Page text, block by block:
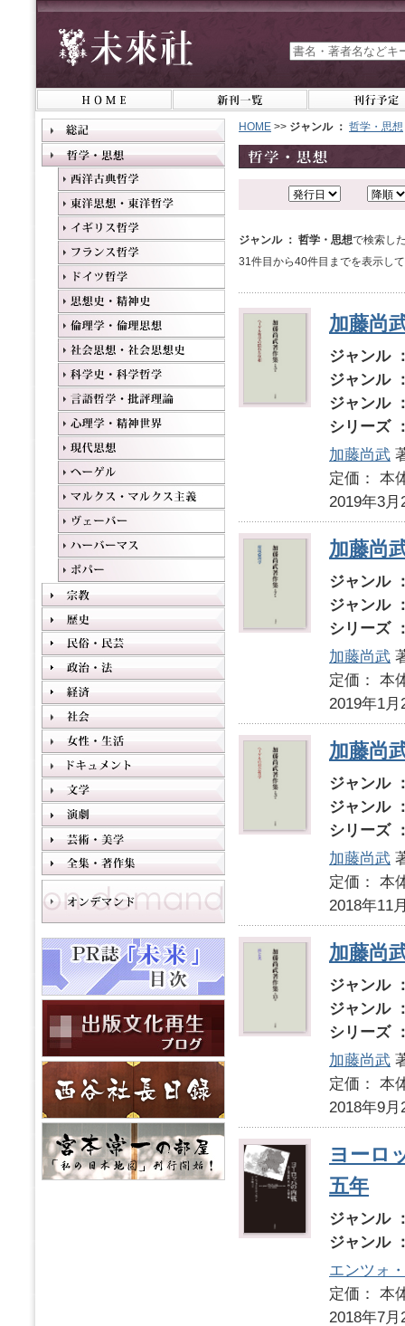
HOME >> ジャンル ： 哲学・思想
ジャンル ： 哲学・思想で検索し
31件目から40件目までを表示し
加藤尚
ジャンル
ジャンル
ジャンル
シリーズ
加藤尚武
定価：
2019年3月
加藤尚
ジャンル
ジャンル
シリーズ
加藤尚武
定価：
2019年1月
加藤尚
ジャンル
ジャンル
シリーズ
加藤尚武
定価：
2018年11
加藤尚
ジャンル
ジャンル
シリーズ
加藤尚武
定価：
2018年9月
ヨーロ
五年
ジャンル
ジャンル
エンツォ
定価：
2018年7月